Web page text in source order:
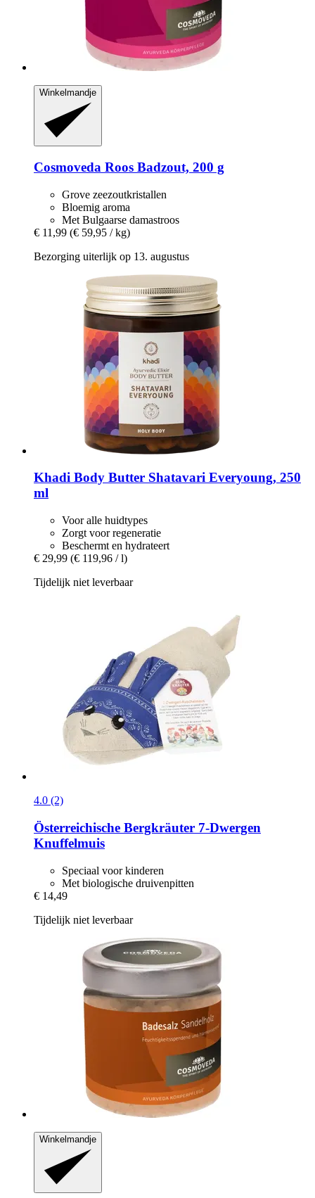
Winkelmandje
Cosmoveda Roos Badzout, 200 g
Grove zeezoutkristallen
Bloemig aroma
Met Bulgaarse damastroos
€ 11,99 (€ 59,95 / kg)
Bezorging uiterlijk op 13. augustus
Khadi Body Butter Shatavari Everyoung, 250
ml
Voor alle huidtypes
Zorgt voor regeneratie
Beschermt en hydrateert
€ 29,99 (€ 119,96 / l)
Tijdelijk niet leverbaar
4.0 (2)
Österreichische Bergkräuter 7-​Dwergen
Knuffelmuis
Speciaal voor kinderen
Met biologische druivenpitten
€ 14,49
Tijdelijk niet leverbaar
Winkelmandje